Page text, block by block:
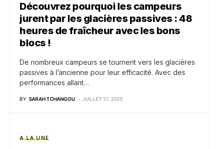
Découvrez pourquoi les campeurs
jurent par les glacières passives : 48
heures de fraîcheur avec les bons
blocs !
De nombreux campeurs se tournent vers les glacières
passives à l’ancienne pour leur efficacité. Avec des
performances allant…
BY SARAH TCHANGOU JUILLET 17, 2025
A LA UNE